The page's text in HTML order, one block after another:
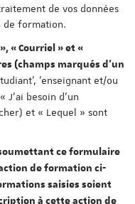
de vos données
de formation.
« Courriel » et «
(champs marqués d'un
'enseignant et/ou
J'ai besoin d'un
et « Lequel » sont
ce formulaire
de formation ci-
saisies soient
à cette action de